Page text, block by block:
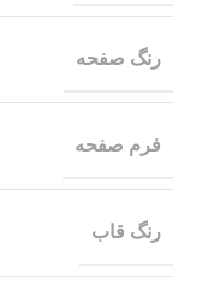
رنگ صفحه
فرم صفحه
رنگ قاب